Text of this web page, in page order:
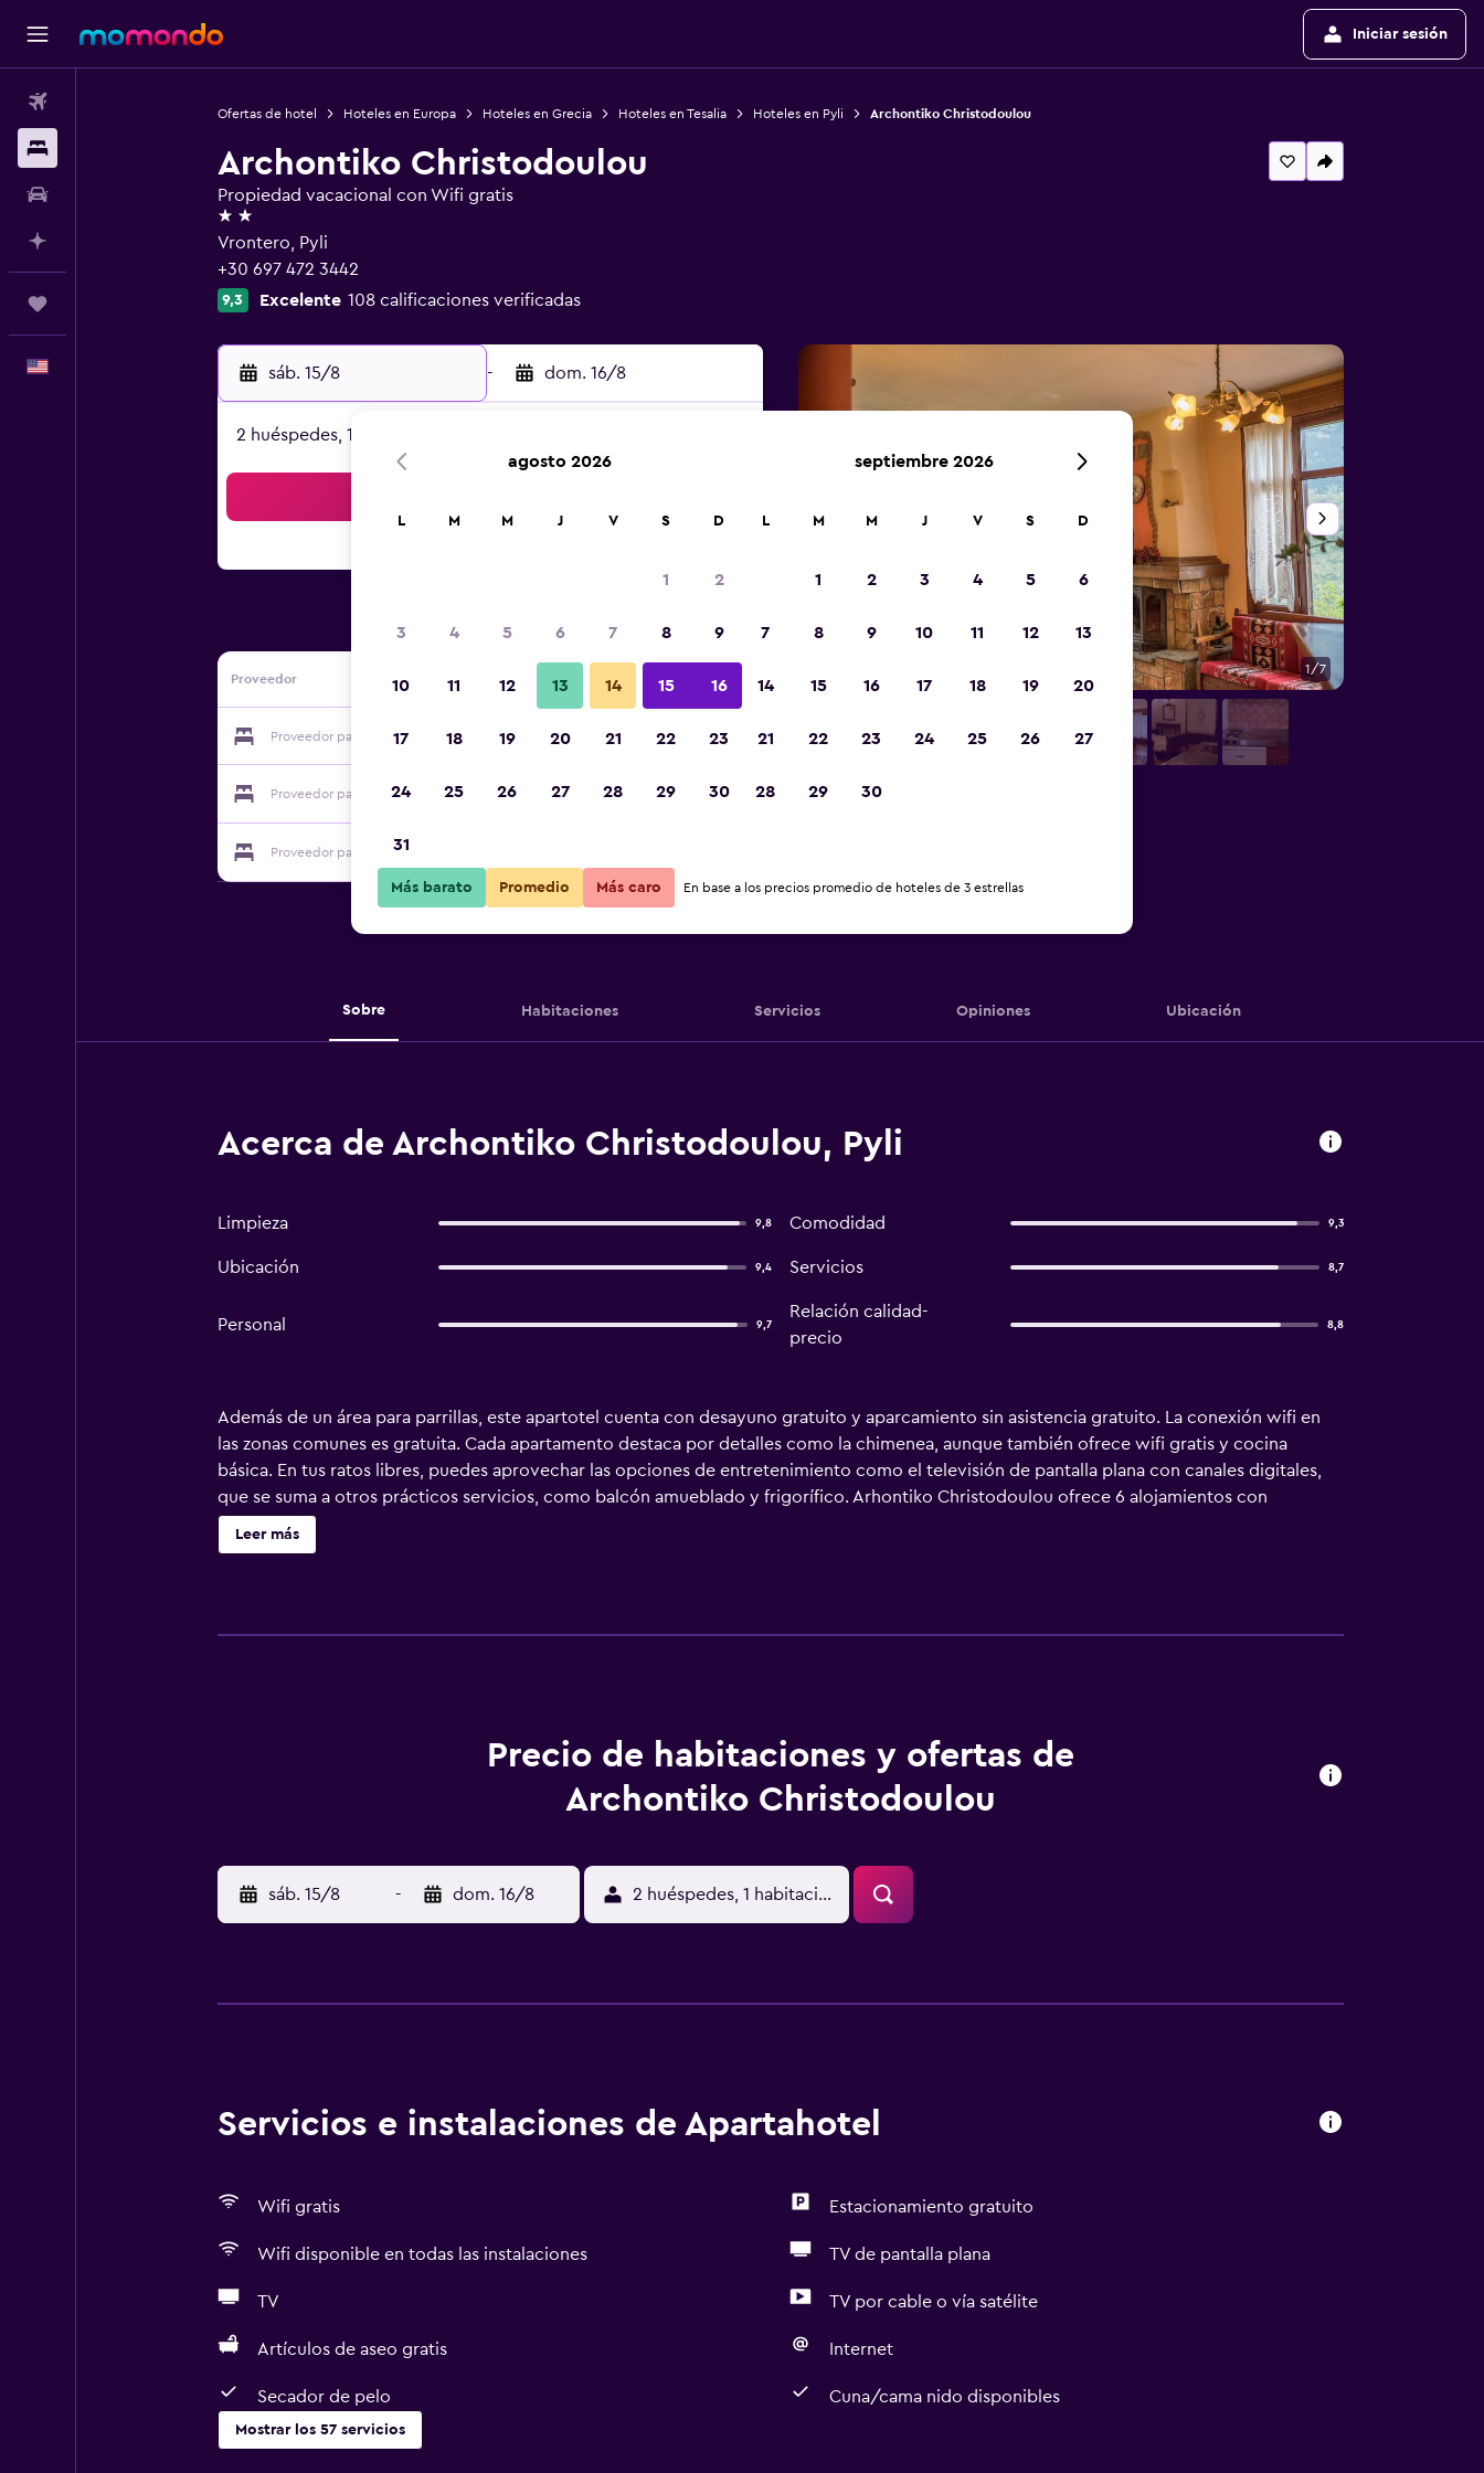
Iniciar sesión
Ofertas de hotel Hoteles en Europa Hoteles en Grecia Hoteles en Tesalia Hoteles en Pyli Archontiko Christodoulou
Archontiko Christodoulou
Propiedad vacacional con Wifi gratis
2 estrellas
Vrontero, Pyli
+30 697 472 3442
9,3 Excelente 108 calificaciones verificadas
sáb. 15/8 - dom. 16/8
2 huéspedes, 1 habitación
Proveedor
Proveedor para Archontiko Christodoulou Ver precios
Proveedor para Archontiko Christodoulou Ver precios
Proveedor para Archontiko Christodoulou
1/7
Fotos
Sobre Habitaciones Servicios Opiniones Ubicación
Acerca de Archontiko Christodoulou, Pyli
Limpieza 9,8 Comodidad 9,3
Ubicación 9,4 Servicios 8,7
Personal 9,7
Relación calidad-
precio
8,8
Además de un área para parrillas, este apartotel cuenta con desayuno gratuito y aparcamiento sin asistencia gratuito. La conexión wifi en
las zonas comunes es gratuita. Cada apartamento destaca por detalles como la chimenea, aunque también ofrece wifi gratis y cocina
básica. En tus ratos libres, puedes aprovechar las opciones de entretenimiento como el televisión de pantalla plana con canales digitales,
que se suma a otros prácticos servicios, como balcón amueblado y frigorífico. Arhontiko Christodoulou ofrece 6 alojamientos con
chimenea y botella de agua gratuita. Las habitaciones disponen de balcón o patio con mobiliario. Estos alojamientos con mobiliario y
decoración diferentes disponen de escritorio. La cocina básica está dotada de frigorífico, placa de cocina y utensilios de cocina. Los baños
Leer más
Precio de habitaciones y ofertas de
Archontiko Christodoulou
sáb. 15/8 - dom. 16/8 2 huéspedes, 1 habitación
Servicios e instalaciones de Apartahotel
Wifi gratis Estacionamiento gratuito
Wifi disponible en todas las instalaciones TV de pantalla plana
TV TV por cable o vía satélite
Artículos de aseo gratis Internet
Secador de pelo Cuna/cama nido disponibles
Mostrar los 57 servicios
agosto 2026
L M M J V S D
1 2
3 4 5 6 7 8 9
10 11 12 13 14 15 16
17 18 19 20 21 22 23
24 25 26 27 28 29 30
31
septiembre 2026
L M M J V S D
1 2 3 4 5 6
7 8 9 10 11 12 13
14 15 16 17 18 19 20
21 22 23 24 25 26 27
28 29 30
Más barato Promedio Más caro En base a los precios promedio de hoteles de 3 estrellas